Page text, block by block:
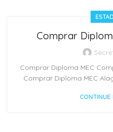
Comprar
Comprar Diploma MEC
Comprar Diploma MEC
CONTINUE